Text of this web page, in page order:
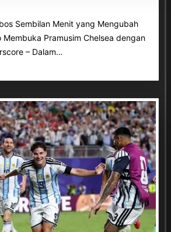
Sembilan Menit yang Mengubah
Membuka Pramusim Chelsea dengan
– Dalam…